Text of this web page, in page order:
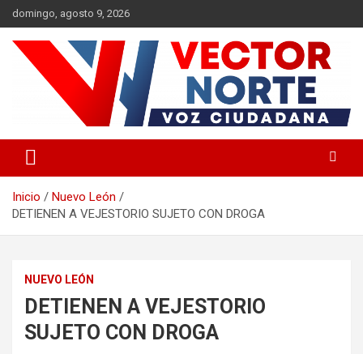
Saltar
al
contenido
domingo, agosto 9, 2026
Vector Norte
Inicio
Nuevo León
DETIENEN A VEJESTORIO SUJETO CON DROGA
NUEVO LEÓN
DETIENEN A VEJESTORIO
SUJETO CON DROGA